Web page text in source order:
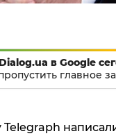
в Google
главное